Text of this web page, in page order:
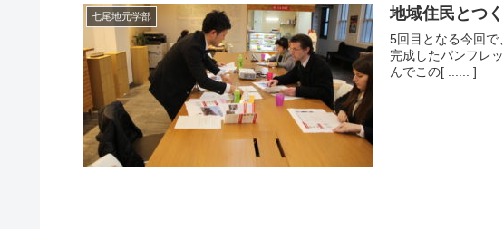
七尾地元学部 地域住民とつ
5回目となる今
完成したパンフレ
んでこの[ ...... ]